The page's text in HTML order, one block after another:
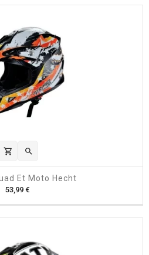
x
shopping_cart 
Et Moto Hecht
53,99 €
x